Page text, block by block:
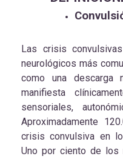
Las crisis
neurológicos más
como una descarga
manifiesta
sensoriales,
Aproximadamente
crisis convulsiva en
Uno por ciento de los